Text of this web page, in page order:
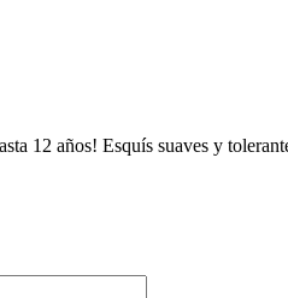
12 años! Esquís suaves y